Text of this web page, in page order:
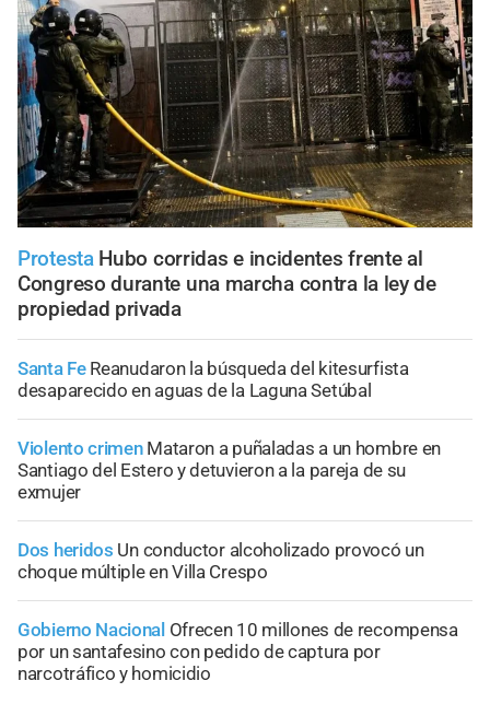
Protesta Hubo corridas e incidentes frente al
Congreso durante una marcha contra la ley de
propiedad privada
Santa Fe Reanudaron la búsqueda del kitesurfista
desaparecido en aguas de la Laguna Setúbal
Violento crimen Mataron a puñaladas a un hombre en
Santiago del Estero y detuvieron a la pareja de su
exmujer
Dos heridos Un conductor alcoholizado provocó un
choque múltiple en Villa Crespo
Gobierno Nacional Ofrecen 10 millones de recompensa
por un santafesino con pedido de captura por
narcotráfico y homicidio